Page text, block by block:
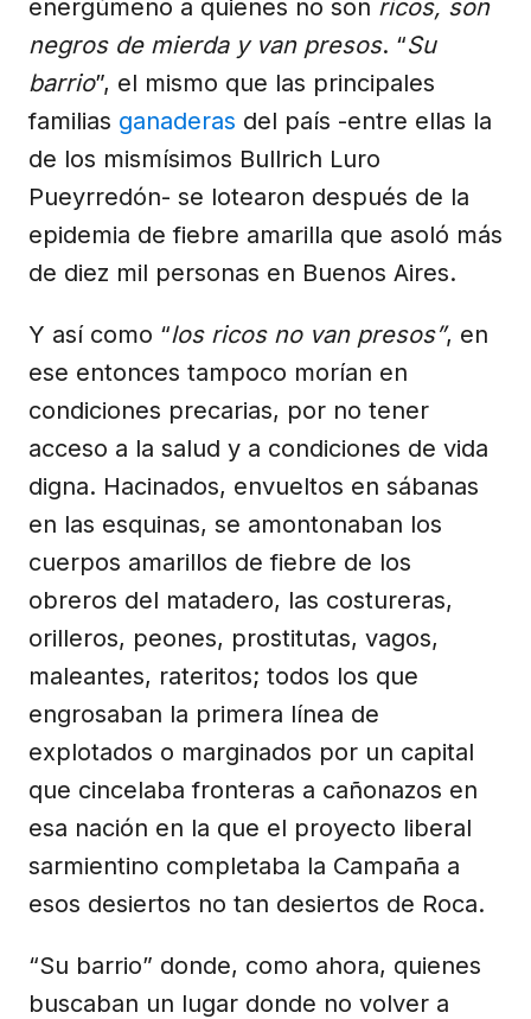
energúmeno a quienes no son ricos, son
negros de mierda y van presos. “Su
barrio”, el mismo que las principales
familias ganaderas del país -entre ellas la
de los mismísimos Bullrich Luro
Pueyrredón- se lotearon después de la
epidemia de fiebre amarilla que asoló más
de diez mil personas en Buenos Aires.
Y así como “los ricos no van presos”, en
ese entonces tampoco morían en
condiciones precarias, por no tener
acceso a la salud y a condiciones de vida
digna. Hacinados, envueltos en sábanas
en las esquinas, se amontonaban los
cuerpos amarillos de fiebre de los
obreros del matadero, las costureras,
orilleros, peones, prostitutas, vagos,
maleantes, rateritos; todos los que
engrosaban la primera línea de
explotados o marginados por un capital
que cincelaba fronteras a cañonazos en
esa nación en la que el proyecto liberal
sarmientino completaba la Campaña a
esos desiertos no tan desiertos de Roca.
“Su barrio” donde, como ahora, quienes
buscaban un lugar donde no volver a